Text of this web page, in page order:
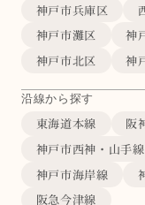
神戸市兵庫区
神戸市灘区
神
神戸市北区
神
沿線から探す
東海道本線 阪
神戸市西神・山手線
神戸市海岸線
阪急今津線